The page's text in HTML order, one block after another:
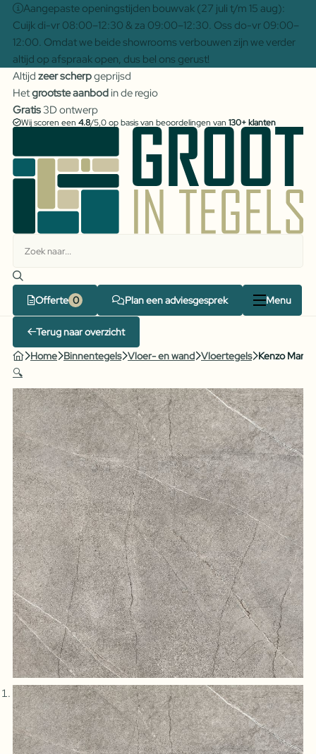
Aangepaste openingstijden bouwvak (27 juli t/m 15 aug):
Cuijk di-vr 08:00–12:30 & za 09:00–12:30. Oss do-vr 09:00–
12:00. Omdat we beide showrooms verbouwen zijn we verder
altijd op afspraak open, dus bel ons gerust!
Altijd zeer scherpgeprijsd
Hetgrootste aanbodin de regio
Gratis3D ontwerp
Wij scoren een 4.8/5,0 op basis van beoordelingen van 130+ klanten
Offerte Plan een adviesgesprek Menu
Terug naar overzicht
Home Binnentegels Vloer- en wand Vloertegels Kenzo
🔍